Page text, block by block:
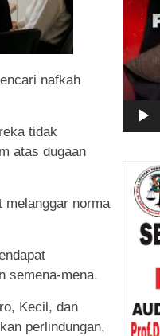
nafkah
tidak
atas dugaan
melanggar norma
semena-mena.
Kecil, dan
perlindungan,